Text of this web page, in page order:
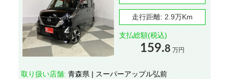
走行距離: 2.9万Km
支払総額(税込)
159.8 万円
取り扱い店舗: 青森県 | スーパーアップル弘前